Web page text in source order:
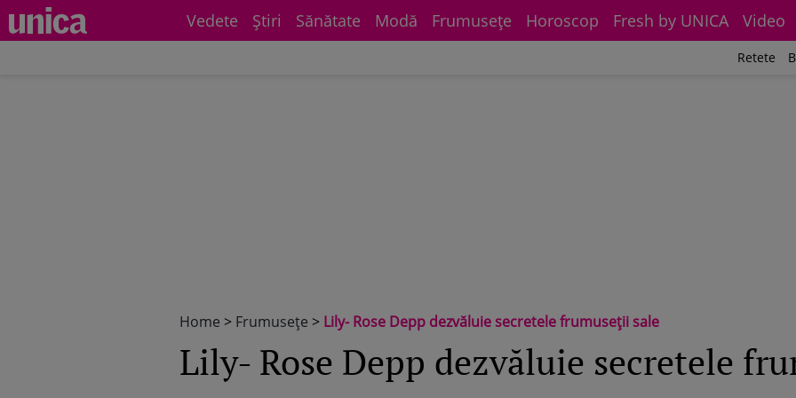
Vedete Știri Sănătate Modă Frumuseţe Horoscop Fresh by UNICA Video
Retete
Home > Frumuseţe > Lily- Rose Depp dezvăluie secretele frumuseții sale
Lily- Rose Depp dezvăluie secretele